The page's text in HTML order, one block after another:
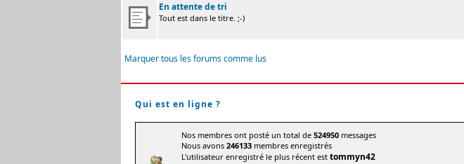
En attente de tri
Tout est dans le titre. ;-)
Marquer tous les forums comme lus
Qui est en ligne ?
Nos membres ont posté un total de 524950 messages
Nous avons 246133 membres enregistrés
L'utilisateur enregistré le plus récent est tommyn42